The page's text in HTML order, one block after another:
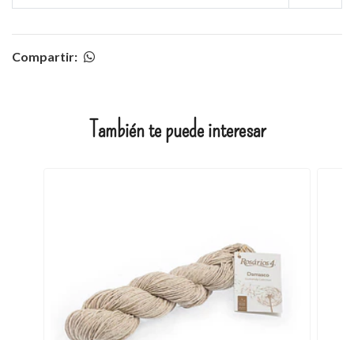
Compartir:
También te puede interesar